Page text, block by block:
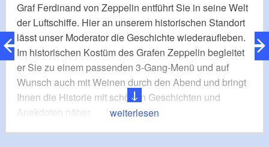
Graf Ferdinand von Zeppelin entführt Sie in seine Welt
der Luftschiffe. Hier an unserem historischen Standort
lässt unser Moderator die Geschichte wiederaufleben.
Im historischen Kostüm des Grafen Zeppelin begleitet
er Sie zu einem passenden 3-Gang-Menü und auf
Wunsch auch mit Weinen durch den Abend und bringt
Ihnen die Historie mit schönen Geschichten und
Anekdoten näher.
weiterlesen